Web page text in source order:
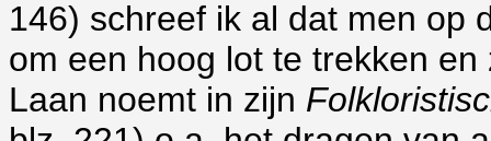
146) schreef ik al dat men op
om een hoog lot te trekken
Laan noemt in zijn